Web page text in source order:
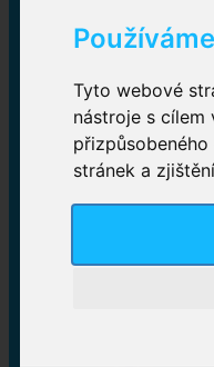
Tyto webové
nástroje s cílem
stránek a
Plenkové
zalepovací,